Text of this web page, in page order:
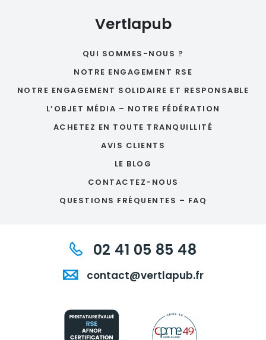
Vertlapub
QUI SOMMES-NOUS ?
NOTRE ENGAGEMENT RSE
NOTRE ENGAGEMENT SOLIDAIRE ET RESPONSABLE
L’OBJET MÉDIA – NOTRE FÉDÉRATION
ACHETEZ EN TOUTE TRANQUILLITÉ
AVIS CLIENTS
LE BLOG
CONTACTEZ-NOUS
QUESTIONS FRÉQUENTES – FAQ
02 41 05 85 48
contact@vertlapub.fr